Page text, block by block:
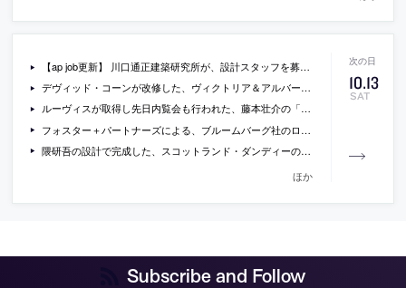
10.13
SAT
【ap job更新】 川口通正建築研究所が、設計スタッフを募集中
デヴィッド・コーンが改修した、ヴィクトリア＆アルバート博物館内の写真センターの写真
ルーヴィスが取得し先日内覧会も行われた、藤本壮介の「東京アパートメント」の継承について、代表の福井信行のコメントも紹介している記事
フォスター＋パートナーズによる、ブルームバーグ社のロンドン本社が、王立英国建築家協会による今年のスターリング賞を受賞
隈研吾の設計で完成した、スコットランド・ダンディーの「ヴィクトリア＆アルバート博物館」の様子と、隈のインタビューを収録した動画
ほか
Subscribe and Follow